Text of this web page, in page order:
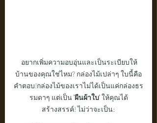
อยากเพิ่มความอบอุ่นและเป็นระเบียบให้
บ้านของคุณใช่ไหม? กล่องไม้เปล่าๆ ใบนี้คือ
คำตอบ!กล่องไม้ของเราไม่ได้เป็นแค่กล่องธร
รมดาๆ แต่เป็น 'ผืนผ้าใบ' ให้คุณได้
สร้างสรรค์! ไม่ว่าจะเป็น: